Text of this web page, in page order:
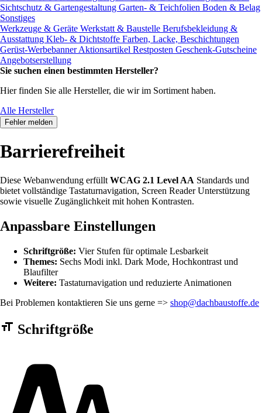
Sichtschutz & Gartengestaltung Garten- & Teichfolien Boden & Belag
Sonstiges
Werkzeuge & Geräte Werkstatt & Baustelle Berufsbekleidung &
Ausstattung Kleb- & Dichtstoffe Farben, Lacke, Beschichtungen
Gerüst-WerbebannerAktionsartikel Restposten Geschenk-Gutscheine
Angebotserstellung
Sie suchen einen bestimmten Hersteller?
Hier finden Sie alle Hersteller, die wir im Sortiment haben.
Alle Hersteller
Fehler melden
Barrierefreiheit
Diese Webanwendung erfüllt WCAG 2.1 Level AA Standards und
bietet vollständige Tastaturnavigation, Screen Reader Unterstützung
sowie visuelle Zugänglichkeit mit hohen Kontrasten.
Anpassbare Einstellungen
Schriftgröße: Vier Stufen für optimale Lesbarkeit
Themes: Sechs Modi inkl. Dark Mode, Hochkontrast und
Blaufilter
Weitere: Tastaturnavigation und reduzierte Animationen
Bei Problemen kontaktieren Sie uns gerne => shop@dachbaustoffe.de
Barrierefreiheit Einstellungen Formular
Schriftgröße